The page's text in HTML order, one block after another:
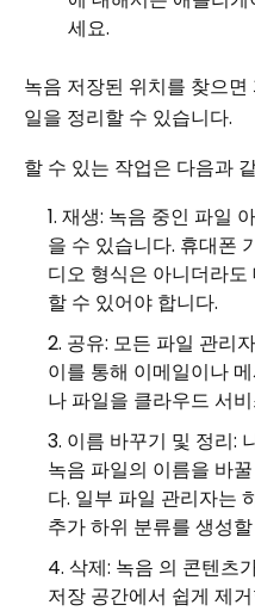
세요.
녹음 저장된 위치를 찾으
일을 정리할 수 있습니다.
할 수 있는 작업은 다음과
재생: 녹음 중인 파일
을 수 있습니다. 휴대폰
디오 형식은 아니더라
할 수 있어야 합니다.
공유: 모든 파일 관리
이를 통해 이메일이나
나 파일을 클라우드 서
이름 바꾸기 및 정리:
녹음 파일의 이름을 바
다. 일부 파일 관리자는
추가 하위 분류를 생성
삭제: 녹음 의 콘텐츠
저장 공간에서 쉽게 제